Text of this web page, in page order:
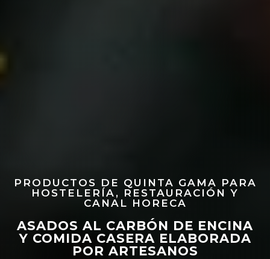
PRODUCTOS DE QUINTA GAMA PARA
HOSTELERÍA, RESTAURACIÓN Y
CANAL HORECA
ASADOS AL CARBÓN DE ENCINA
Y COMIDA CASERA ELABORADA
POR ARTESANOS